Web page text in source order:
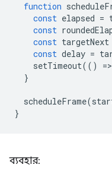
function
const elapsed =
const
const targetNext
const delay =
setTimeout(() =>
}
scheduleFrame(
}
ব্যবহার: